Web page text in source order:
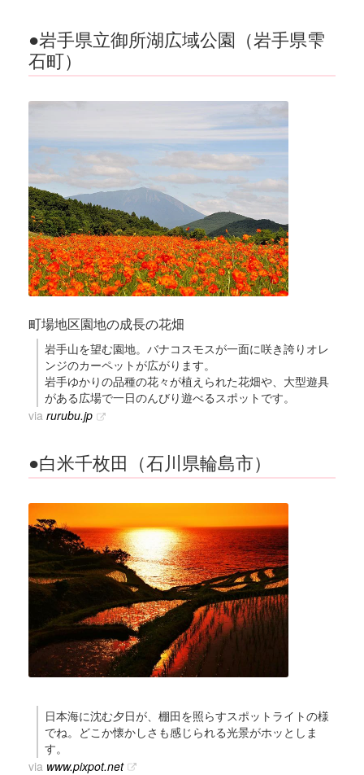
●岩手県立御所湖広域公園（岩手県雫
石町）
町場地区園地の成長の花畑
岩手山を望む園地。バナコスモスが一面に咲き誇りオレ
ンジのカーペットが広がります。
岩手ゆかりの品種の花々が植えられた花畑や、大型遊具
がある広場で一日のんびり遊べるスポットです。
via rurubu.jp
●白米千枚田（石川県輪島市）
日本海に沈む夕日が、棚田を照らすスポットライトの様
でね。どこか懐かしさも感じられる光景がホッとしま
す。
via www.pixpot.net